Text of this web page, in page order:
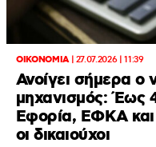
ΟΙΚΟΝΟΜΙΑ| 27.07.2026 | 11:39
Ανοίγει σήμερα ο
μηχανισμός: Έως
Εφορία, ΕΦΚΑ και
οι δικαιούχοι